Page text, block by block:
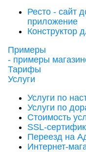
Ресто - сайт
приложение
Конструктор
Примеры
- примеры
Тарифы
Услуги
Услуги по
Услуги по
Стоимость
SSL-
Переезд на
Интернет-